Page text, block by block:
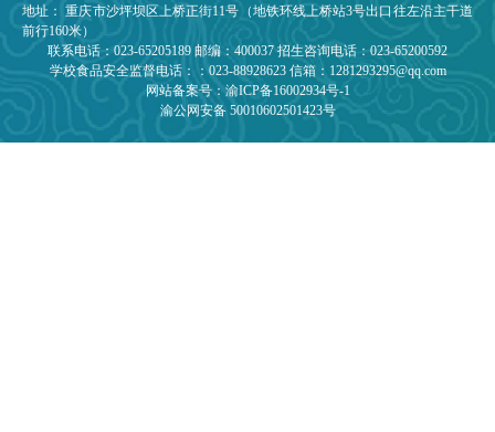
地址： 重庆市沙坪坝区上桥正街11号（地铁环线上桥站3号出口往左沿主干道
前行160米）
联系电话：023-65205189 邮编：400037 招生咨询电话：023-65200592
学校食品安全监督电话：：023-88928623 信箱：1281293295@qq.com
网站备案号：渝ICP备16002934号-1
渝公网安备 50010602501423号